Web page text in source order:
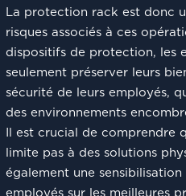
La protection rack est donc
risques associés à ces
dispositifs de protection, les
seulement préserver leurs
sécurité de leurs employés,
des environnements
Il est crucial de comprendre
limite pas à des solutions
également une
employés sur les meilleures